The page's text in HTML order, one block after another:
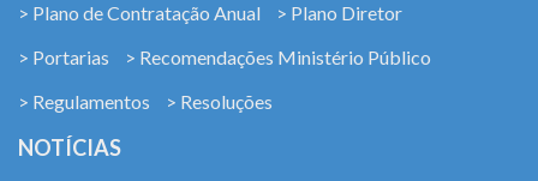
> Plano de Contratação Anual
> Plano Diretor
> Portarias
> Recomendações Ministério Público
> Regulamentos
> Resoluções
NOTÍCIAS